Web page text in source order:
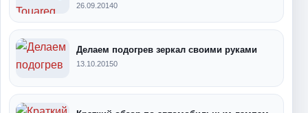
26.09.20140
Делаем подогрев зеркал своими руками
13.10.20150